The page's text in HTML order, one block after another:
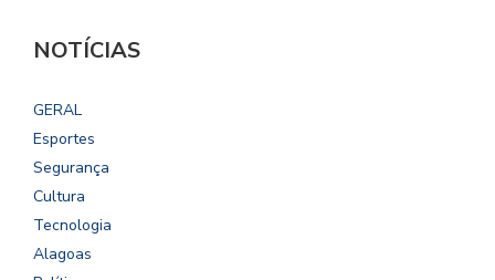
NOTÍCIAS
GERAL
Esportes
Segurança
Cultura
Tecnologia
Alagoas